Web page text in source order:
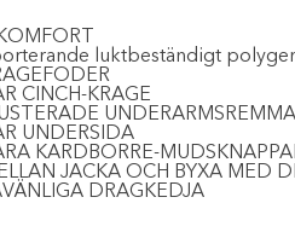
luktbeständigt
CINCH-KRAGE
UNDERARMSREMMA
UNDERSIDA
KARDBORRE-
JACKA OCH BYXA MED
DRAGKEDJA